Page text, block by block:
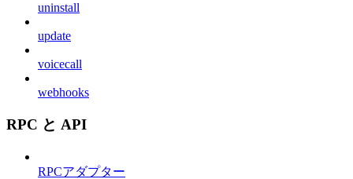
uninstall
update
voicecall
webhooks
RPC と API
RPCアダプター